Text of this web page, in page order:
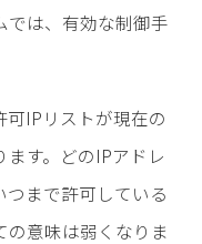
では、有効な制御手
IPリストが現在の
す。どのIPアドレ
つまで許可している
意味は弱くなりま